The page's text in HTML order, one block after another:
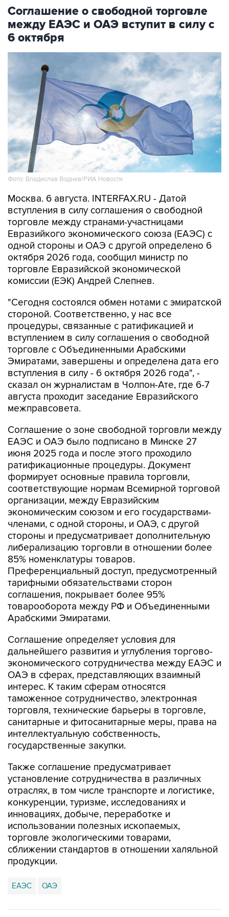
Соглашение о свободной торговле
между ЕАЭС и ОАЭ вступит в силу с
6 октября
Фото: Владислав Воднев/РИА Новости
Москва. 6 августа. INTERFAX.RU - Датой
вступления в силу соглашения о свободной
торговле между странами-участницами
Евразийкого экономического союза (ЕАЭС) с
одной стороны и ОАЭ с другой определено 6
октября 2026 года, сообщил министр по
торговле Евразийской экономической
комиссии (ЕЭК) Андрей Слепнев.
"Сегодня состоялся обмен нотами с эмиратской
стороной. Соответственно, у нас все
процедуры, связанные с ратификацией и
вступлением в силу соглашения о свободной
торговле с Объединенными Арабскими
Эмиратами, завершены и определена дата его
вступления в силу - 6 октября 2026 года", -
сказал он журналистам в Чолпон-Ате, где 6-7
августа проходит заседание Евразийского
межправсовета.
Соглашение о зоне свободной торговли между
ЕАЭС и ОАЭ было подписано в Минске 27
июня 2025 года и после этого проходило
ратификационные процедуры. Документ
формирует основные правила торговли,
соответствующие нормам Всемирной торговой
организации, между Евразийским
экономическим союзом и его государствами-
членами, с одной стороны, и ОАЭ, с другой
стороны и предусматривает дополнительную
либерализацию торговли в отношении более
85% номенклатуры товаров.
Преференциальный доступ, предусмотренный
тарифными обязательствами сторон
соглашения, покрывает более 95%
товарооборота между РФ и Объединенными
Арабскими Эмиратами.
Соглашение определяет условия для
дальнейшего развития и углубления торгово-
экономического сотрудничества между ЕАЭС и
ОАЭ в сферах, представляющих взаимный
интерес. К таким сферам относятся
таможенное сотрудничество, электронная
торговля, технические барьеры в торговле,
санитарные и фитосанитарные меры, права на
интеллектуальную собственность,
государственные закупки.
Также соглашение предусматривает
установление сотрудничества в различных
отраслях, в том числе транспорте и логистике,
конкуренции, туризме, исследованиях и
инновациях, добыче, переработке и
использовании полезных ископаемых,
торговле экологическими товарами,
сближении стандартов в отношении халяльной
продукции.
ЕАЭС ОАЭ